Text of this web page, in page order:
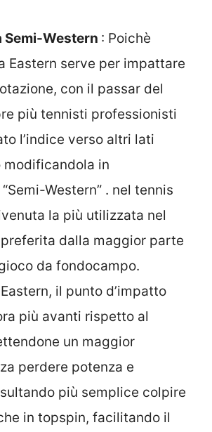
Semi-Western : Poichè
Eastern serve per impattare
con il passar del
più tennisti professionisti
l’indice verso altri lati
modificandola in
Western” . nel tennis
la più utilizzata nel
dalla maggior parte
da fondocampo.
il punto d’impatto
più avanti rispetto al
un maggior
perdere potenza e
più semplice colpire
in topspin, facilitando il